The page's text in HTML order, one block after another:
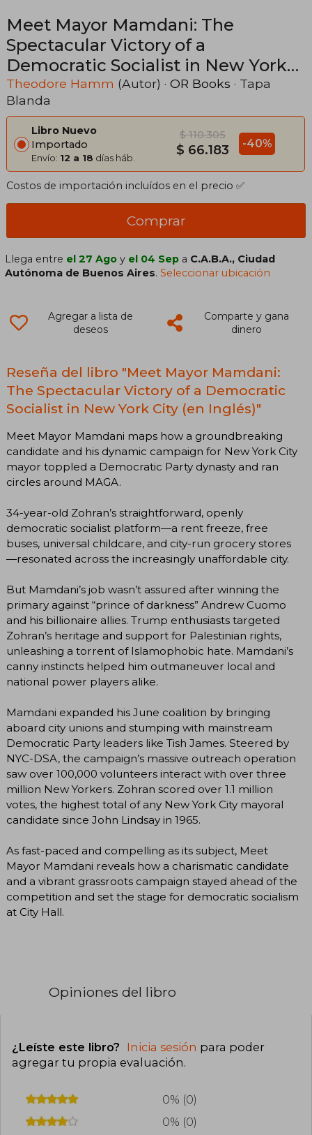
Meet Mayor Mamdani: The
Spectacular Victory of a
Democratic Socialist in New York
City (en Inglés)
Theodore Hamm (Autor) · OR Books · Tapa
Blanda
Libro Nuevo
Importado
Envío: 12 a 18 días háb.
$ 110.305
$ 66.183 -40%
Costos de importación incluídos en el precio ✅
Comprar
Llega entre el 27 Ago y el 04 Sep a C.A.B.A., Ciudad
Autónoma de Buenos Aires.Seleccionar ubicación
Agregar a lista de
deseos
Comparte y gana
dinero
Reseña del libro "Meet Mayor Mamdani:
The Spectacular Victory of a Democratic
Socialist in New York City (en Inglés)"
Meet Mayor Mamdani maps how a groundbreaking
candidate and his dynamic campaign for New York City
mayor toppled a Democratic Party dynasty and ran
circles around MAGA.
34-year-old Zohran’s straightforward, openly
democratic socialist platform—a rent freeze, free
buses, universal childcare, and city-run grocery stores
—resonated across the increasingly unaffordable city.
But Mamdani’s job wasn’t assured after winning the
primary against “prince of darkness” Andrew Cuomo
and his billionaire allies. Trump enthusiasts targeted
Zohran’s heritage and support for Palestinian rights,
unleashing a torrent of Islamophobic hate. Mamdani’s
canny instincts helped him outmaneuver local and
national power players alike.
Mamdani expanded his June coalition by bringing
aboard city unions and stumping with mainstream
Democratic Party leaders like Tish James. Steered by
NYC-DSA, the campaign’s massive outreach operation
saw over 100,000 volunteers interact with over three
million New Yorkers. Zohran scored over 1.1 million
votes, the highest total of any New York City mayoral
candidate since John Lindsay in 1965.
As fast-paced and compelling as its subject, Meet
Mayor Mamdani reveals how a charismatic candidate
and a vibrant grassroots campaign stayed ahead of the
competition and set the stage for democratic socialism
at City Hall.
Opiniones del libro
¿Leíste este libro? Inicia sesión para poder
agregar tu propia evaluación.
0% (0)
0% (0)